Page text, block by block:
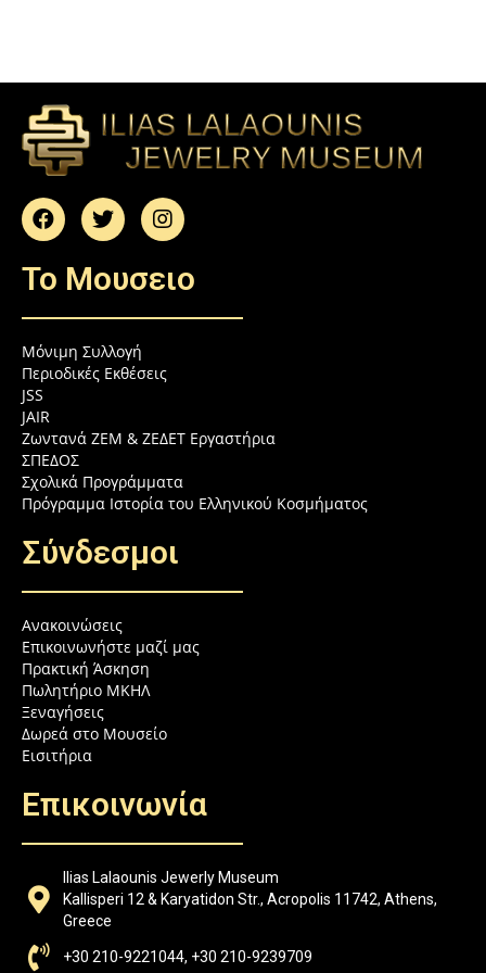
To Μουσειο
Μόνιμη Συλλογή
Περιοδικές Εκθέσεις
JSS
JAIR
Ζωντανά ZEM & ZEΔΕΤ Εργαστήρια
ΣΠΕΔΟΣ
Σχολικά Προγράμματα
Πρόγραμμα Ιστορία του Ελληνικού Κοσμήματος
Σύνδεσμοι
Ανακοινώσεις
Επικοινωνήστε μαζί μας
Πρακτική Άσκηση
Πωλητήριο ΜΚΗΛ
Ξεναγήσεις
Δωρεά στο Μουσείο
Εισιτήρια
Επικοινωνία
Ilias Lalaounis Jewerly Museum
Kallisperi 12 & Karyatidon Str., Acropolis 11742, Athens,
Greece
+30 210-9221044, +30 210-9239709